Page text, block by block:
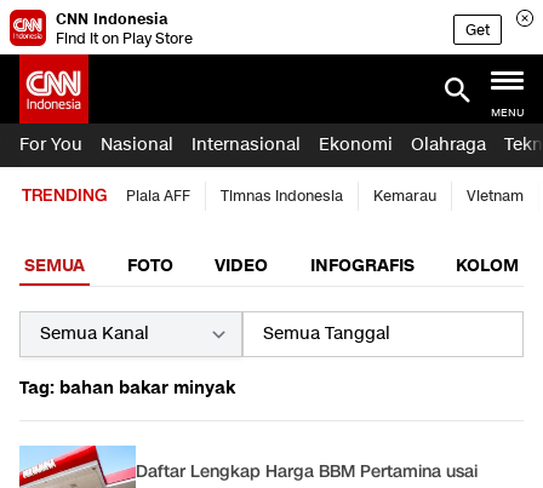
CNN Indonesia
Find it on Play Store
Get
MENU
For You Nasional Internasional Ekonomi Olahraga
TRENDING Piala AFF Timnas Indonesia Kemarau Vietnam
SEMUA FOTO VIDEO INFOGRAFIS KOLOM
Tag: bahan bakar minyak
Daftar Lengkap Harga BBM Pertamina usai